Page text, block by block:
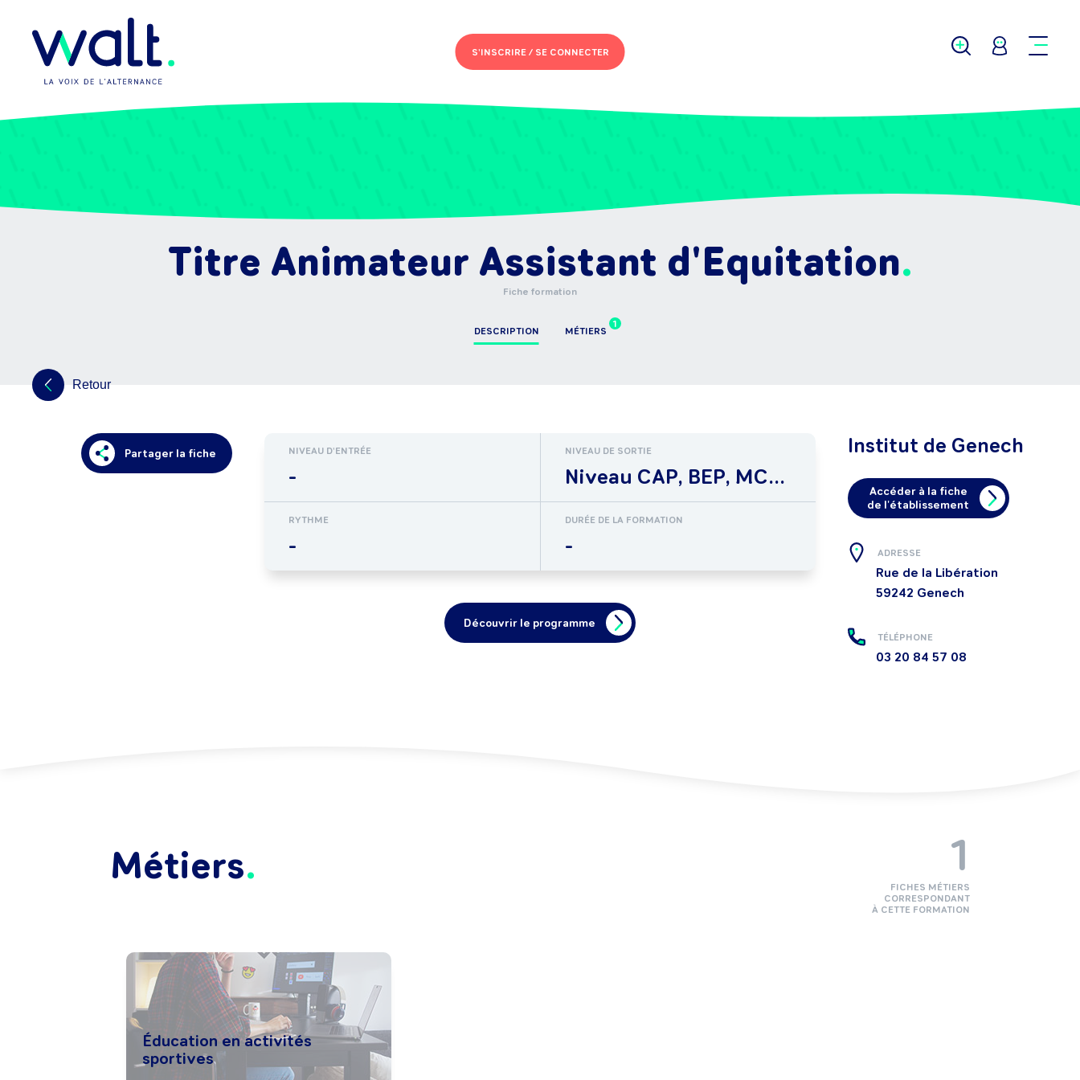
S'INSCRIRE /SE CONNECTER
Titre Animateur Assistant d'Equitation
Fiche formation
DESCRIPTION
1
MÉTIERS
Retour
Partager la fiche NIVEAU D'ENTRÉE
-
NIVEAU DE SORTIE
Niveau CAP, BEP, MC...
RYTHME
-
DURÉE DE LA FORMATION
-
Découvrir le programme
Institut de Genech
Accéder à la fiche
de l'établissement
ADRESSE
Rue de la Libération
59242 Genech
TÉLÉPHONE
03 20 84 57 08
Métiers
Éducation en activités
sportives
1
FICHES MÉTIERS
CORRESPONDANT
À CETTE FORMATION